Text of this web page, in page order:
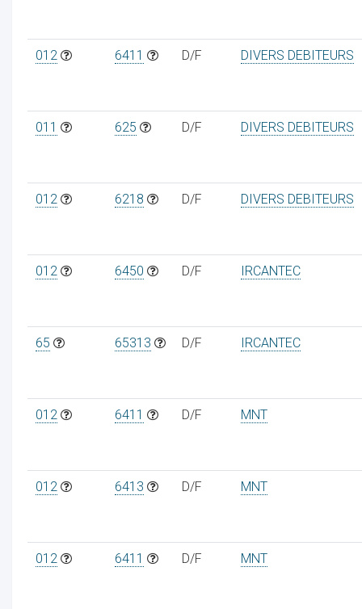
012 6411 D/F DIVERS DEBITEURS
011 625 D/F DIVERS DEBITEURS
012 6218 D/F DIVERS DEBITEURS
012 6450 D/F IRCANTEC
65 65313 D/F IRCANTEC
012 6411 D/F MNT
012 6413 D/F MNT
012 6411 D/F MNT